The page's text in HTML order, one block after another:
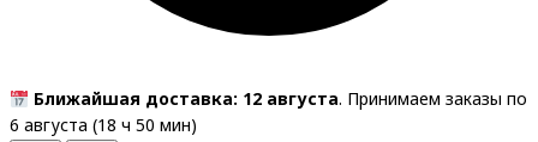
Ближайшая доставка: 12 августа. Принимаем заказы по
6 августа (18 ч 50 мин)